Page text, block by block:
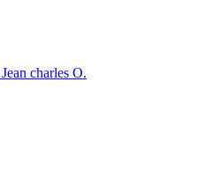
Jean charles O.